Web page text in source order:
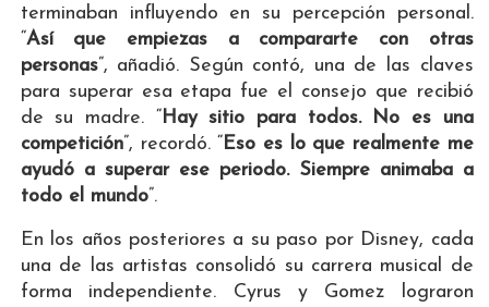
terminaban influyendo en su percepción personal.
“Así que empiezas a compararte con otras
personas”, añadió. Según contó, una de las claves
para superar esa etapa fue el consejo que recibió
de su madre. “Hay sitio para todos. No es una
competición”, recordó. “Eso es lo que realmente me
ayudó a superar ese periodo. Siempre animaba a
todo el mundo”.
En los años posteriores a su paso por Disney, cada
una de las artistas consolidó su carrera musical de
forma independiente. Cyrus y Gomez lograron